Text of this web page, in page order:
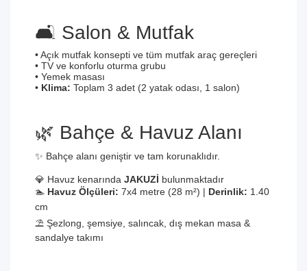
🛋️ Salon & Mutfak
• Açık mutfak konsepti ve tüm mutfak araç gereçleri
• TV ve konforlu oturma grubu
• Yemek masası
• Klima: Toplam 3 adet (2 yatak odası, 1 salon)
🌿 Bahçe & Havuz Alanı
✨ Bahçe alanı geniştir ve tam korunaklıdır.
💎 Havuz kenarında JAKUZİ bulunmaktadır
🏊 Havuz Ölçüleri: 7x4 metre (28 m²) | Derinlik: 1.40
cm
⛱️ Şezlong, şemsiye, salıncak, dış mekan masa &
sandalye takımı